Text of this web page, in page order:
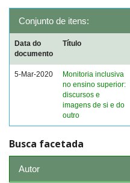
Conjunto de itens:
Data do
documento
Título
5-Mar-2020
Monitoria inclusiva
no ensino superior:
discursos e
imagens de si e do
outro
Busca facetada
Autor